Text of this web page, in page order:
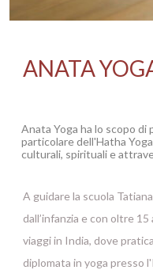
ANATA YO
Anata Yoga ha lo scopo di
particolare dell'Hatha
culturali, spirituali e
A guidare la scuola
dall’infanzia e con oltre
viaggi in India, dove
diplomata in yoga presso